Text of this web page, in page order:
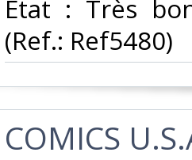
Etat : Très
(Ref.: Ref5480)‎
‎COMICS